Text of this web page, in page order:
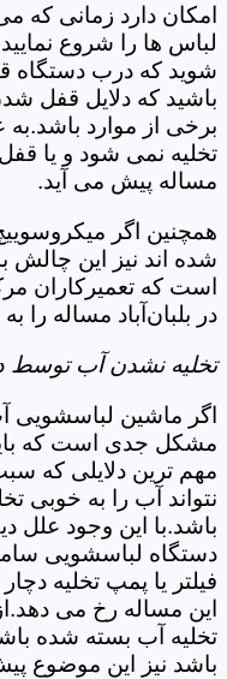
امکان دارد زمانی
لباس ها را شروع
شوید که درب دستگاه
باشید که دلایل قفل
برخی از موارد
تخلیه نمی شود و یا
مساله پیش می آید.
همچنین اگر
شده اند نیز این چالش
است که تعمیرکاران
در بلبان‌آباد مساله
تخلیه نشدن آب توسط
اگر ماشین لباسشویی
مشکل جدی است که
مهم ترین دلایلی که
نتواند آب را به خوبی
باشد.با این وجود
دستگاه لباسشویی
فیلتر یا پمپ تخلیه
این مساله رخ می
تخلیه آب بسته شده
باشد نیز این موضوع